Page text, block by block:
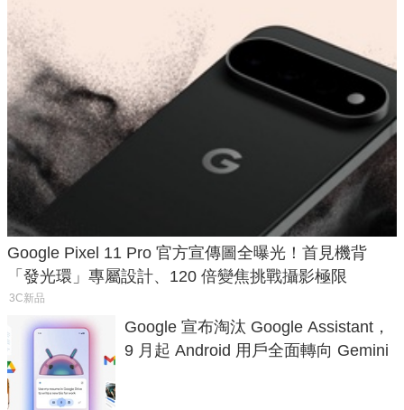
Google Pixel 11 Pro 官方宣傳圖全曝光！首見機背
「發光環」專屬設計、120 倍變焦挑戰攝影極限
3C新品
Google 宣布淘汰 Google Assistant，
9 月起 Android 用戶全面轉向 Gemini